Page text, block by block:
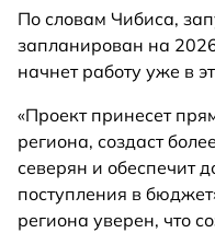
По словам Чибиса,
запланирован на
начнет работу уже в
«Проект принесет
региона, создаст
северян и обеспечит
поступления в
региона уверен, что